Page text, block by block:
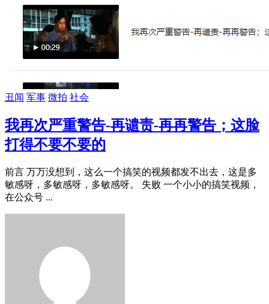
丑闻 军事 微拍 社会
我再次严重警告-再谴责-再再警告；这脸
打得不要不要的
前言 万万没想到，这么一个搞笑的视频都发不出去，这是多
敏感呀，多敏感呀，多敏感呀。 失败 一个小小的搞笑视频，
在公众号 ...